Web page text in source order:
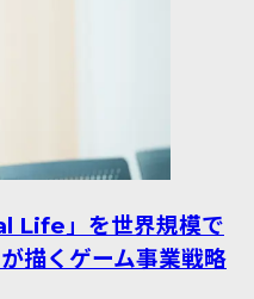
Life」を世界規模で
描くゲーム事業戦略